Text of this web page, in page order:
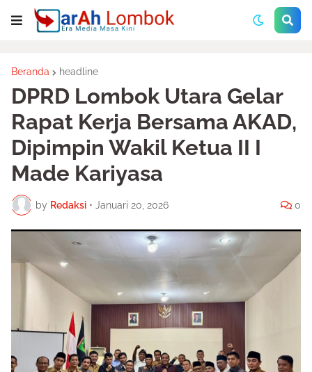
Beranda headline
DPRD Lombok Utara Gelar
Rapat Kerja Bersama AKAD,
Dipimpin Wakil Ketua II I
Made Kariyasa
by Redaksi • Januari 20, 2026 0